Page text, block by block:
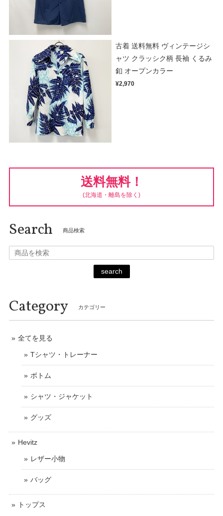
古着 送料無料 ヴィンテージシ
ャツ クラッシク柄 長袖 くるみ
釦 オープンカラー
¥2,970
送料無料！
(北海道・離島を除く)
Search 商品検索
search
Category カテゴリー
全てを見る
Tシャツ・トレーナー
ボトム
シャツ・ジャケット
グッズ
Hevitz
レザー小物
バッグ
トップス